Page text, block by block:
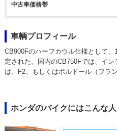
中古車価格帯
車輌プロフィール
CB900Fのハーフカウル仕様として
定された。国内のCB750Fでは、イ
は、F2、もしくはボルドール（フラ
ホンダのバイクにはこんな